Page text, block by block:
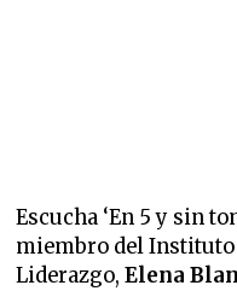
Escucha ‘En 5 y sin
miembro del Instituto
Liderazgo,Elena